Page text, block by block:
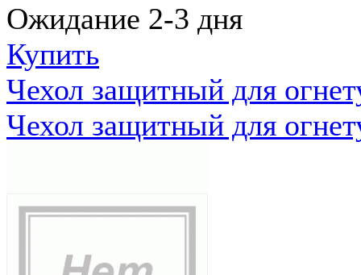
Ожидание 2-3 дня
Купить
Чехол защитный для
Чехол защитный для